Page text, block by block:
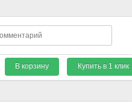
В корзину Купить в 1 клик